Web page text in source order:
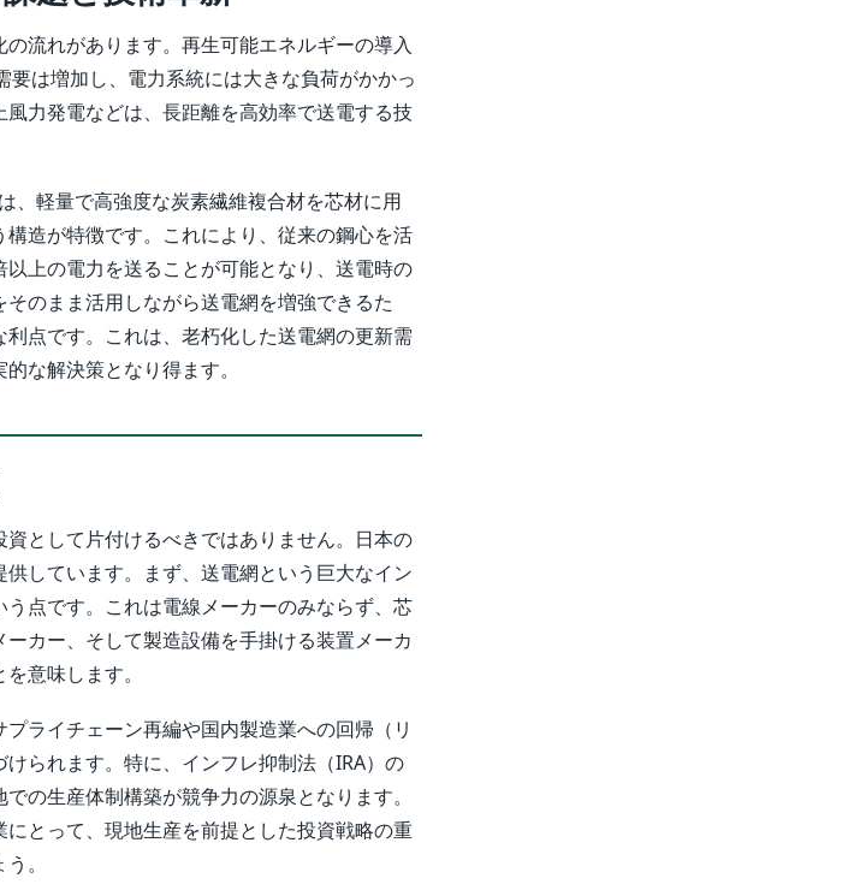
流れがあります。再生可能エネルギーの導入
は増加し、電力系統には大きな負荷がかかっ
力発電などは、長距離を高効率で送電する技
軽量で高強度な炭素繊維複合材を芯材に用
造が特徴です。これにより、従来の鋼心を活
上の電力を送ることが可能となり、送電時の
のまま活用しながら送電網を増強できるた
点です。これは、老朽化した送電網の更新需
な解決策となり得ます。
として片付けるべきではありません。日本の
しています。まず、送電網という巨大なイン
点です。これは電線メーカーのみならず、芯
カー、そして製造設備を手掛ける装置メーカ
意味します。
ライチェーン再編や国内製造業への回帰（リ
られます。特に、インフレ抑制法（IRA）の
の生産体制構築が競争力の源泉となります。
とって、現地生産を前提とした投資戦略の重
。